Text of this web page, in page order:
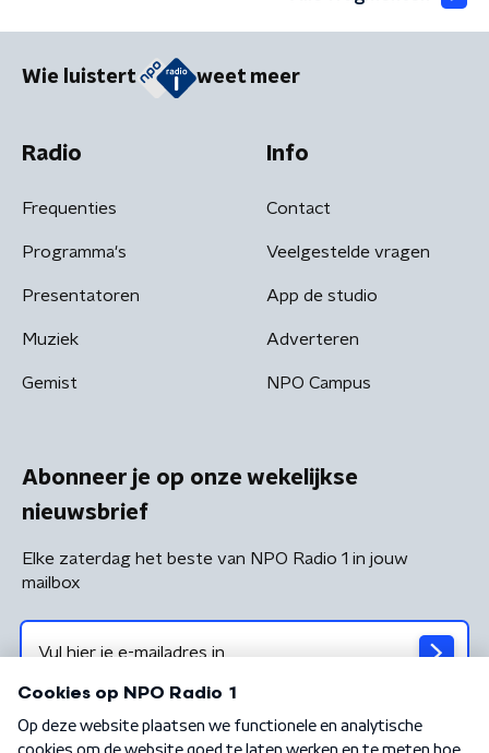
Wie luistert weet meer
Radio
Frequenties
Programma's
Presentatoren
Muziek
Gemist
Info
Contact
Veelgestelde vragen
App de studio
Adverteren
NPO Campus
Abonneer je op onze wekelijkse
nieuwsbrief
Elke zaterdag het beste van NPO Radio 1 in jouw
mailbox